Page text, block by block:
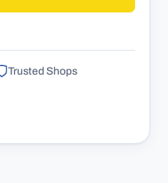
Trusted Shops